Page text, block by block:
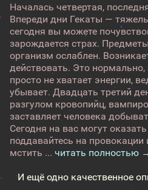
Началась четвертая,
Впереди дни Гекаты —
сегодня вы можете
зарождается страх.
организм ослаблен.
действовать. Это нормально,
просто не хватает энергии,
убывает. Двадцать третий
разгулом кровопийц,
заставляет человека
Сегодня на вас могут
поддавайтесь на провокации
мстить ... читать полностью
И ещё одно качественное